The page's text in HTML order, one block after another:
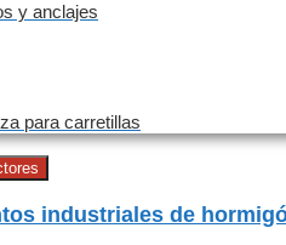
y anclajes
para carretillas
industriales de